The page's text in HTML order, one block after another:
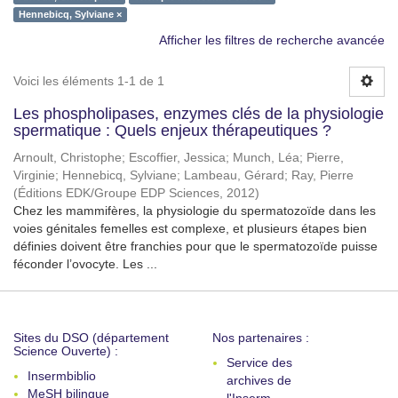
Hennebicq, Sylviane ×
Afficher les filtres de recherche avancée
Voici les éléments 1-1 de 1
Les phospholipases, enzymes clés de la physiologie
spermatique : Quels enjeux thérapeutiques ?
Arnoult, Christophe; Escoffier, Jessica; Munch, Léa; Pierre,
Virginie; Hennebicq, Sylviane; Lambeau, Gérard ; Ray, Pierre
(Éditions EDK/Groupe EDP Sciences, 2012)
Chez les mammifères, la physiologie du spermatozoïde dans les
voies génitales femelles est complexe, et plusieurs étapes bien
définies doivent être franchies pour que le spermatozoïde puisse
féconder l’ovocyte. Les ...
Sites du DSO (département
Science Ouverte) :
Insermbiblio
MeSH bilingue
Nos partenaires :
Service des
archives de